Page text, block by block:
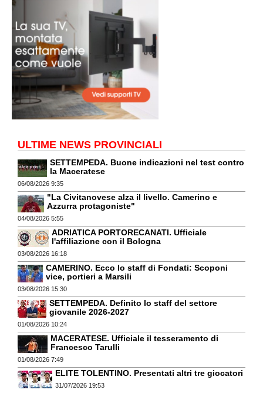
ULTIME NEWS PROVINCIALI
SETTEMPEDA. Buone indicazioni nel test contro
la Maceratese
06/08/2026 9:35
"La Civitanovese alza il livello. Camerino e
Azzurra protagoniste"
04/08/2026 5:55
ADRIATICA PORTORECANATI. Ufficiale
l'affiliazione con il Bologna
03/08/2026 16:18
CAMERINO. Ecco lo staff di Fondati: Scoponi
vice, portieri a Marsili
03/08/2026 15:30
SETTEMPEDA. Definito lo staff del settore
giovanile 2026-2027
01/08/2026 10:24
MACERATESE. Ufficiale il tesseramento di
Francesco Tarulli
01/08/2026 7:49
ELITE TOLENTINO. Presentati altri tre giocatori
31/07/2026 19:53